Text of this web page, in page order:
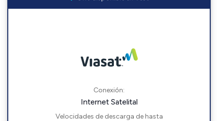
Conexión:
Internet Satelital
Velocidades de descarga de hasta